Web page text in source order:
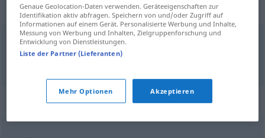
Beispielsätze für "Humor"
Sinnfür Humor
smisaoza šalu
Synonyme für "Humor"
Genaue Geolocation-Daten verwenden. Geräteeigenschaften zur
Identifikation aktiv abfragen. Speichern von und/oder Zugriff auf
Informationen auf einem Gerät. Personalisierte Werbung und Inhalte,
Messung von Werbung und Inhalten, Zielgruppenforschung und
Entwicklung von Dienstleistungen.
Liste der Partner (Lieferanten)
Mehr Optionen Akzeptieren